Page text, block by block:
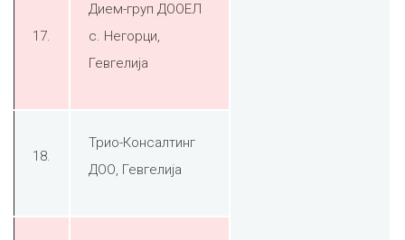
17.
Дием-груп ДООЕЛ
с. Негорци,
Гевгелија
18.
Трио-Консалтинг
ДОО, Гевгелијa